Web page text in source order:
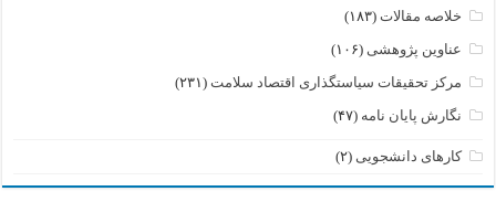
خلاصه مقالات (۱۸۳)
عناوین پژوهشی (۱۰۶)
مرکز تحقیقات سیاستگذاری اقتصاد سلامت (۲۳۱)
نگارش پایان نامه (۴۷)
کارهای دانشجویی (۲)